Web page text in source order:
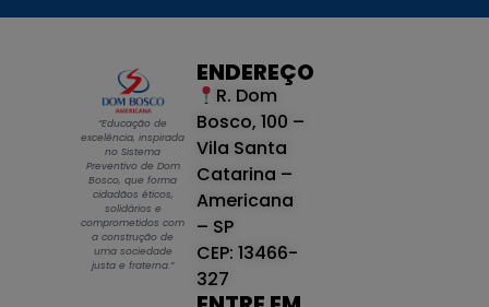
“Educação de
excelência, inspirada
no Sistema
Preventivo de Dom
Bosco, que forma
cidadãos éticos,
solidários e
comprometidos com
a construção de
uma sociedade
justa e fraterna.”
ENDEREÇO
R. Dom
Bosco, 100 –
Vila Santa
Catarina –
Americana
– SP
CEP: 13466-
327